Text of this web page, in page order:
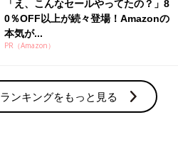
「え、こんなセールやってたの？」8
0％OFF以上が続々登場！Amazonの
本気が...
PR（Amazon）
ランキングをもっと見る